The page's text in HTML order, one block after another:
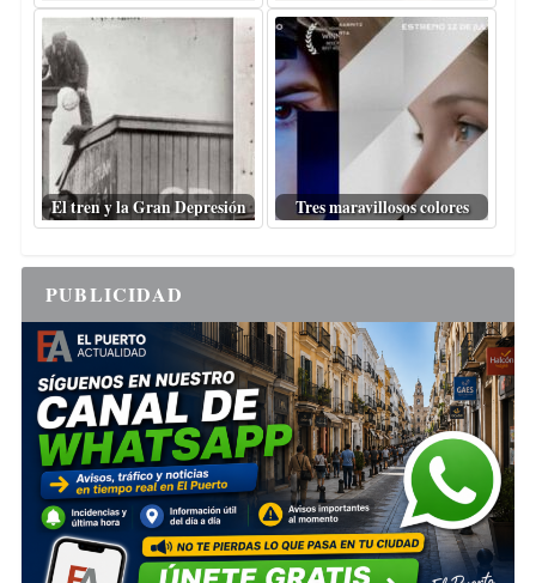
El tren y la Gran Depresión Tres maravillosos colores
PUBLICIDAD